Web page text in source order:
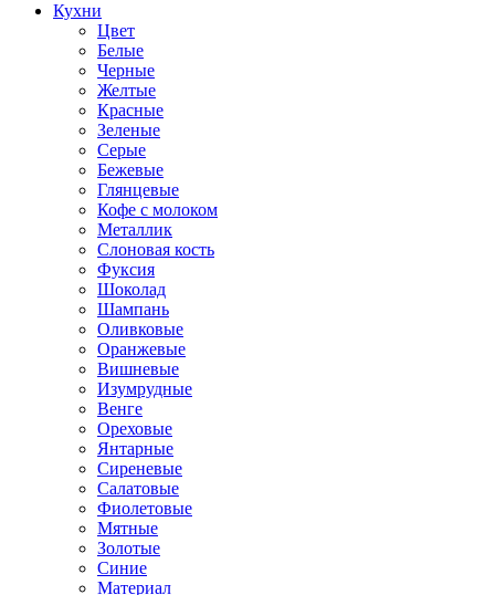
Кухни
Цвет
Белые
Черные
Желтые
Красные
Зеленые
Серые
Бежевые
Глянцевые
Кофе с молоком
Металлик
Слоновая кость
Фуксия
Шоколад
Шампань
Оливковые
Оранжевые
Вишневые
Изумрудные
Венге
Ореховые
Янтарные
Сиреневые
Салатовые
Фиолетовые
Мятные
Золотые
Синие
Материал